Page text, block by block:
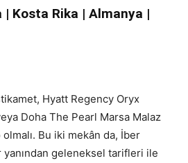
| Kosta Rika | Almanya |
Hyatt Regency Oryx
Doha The Pearl Marsa Malaz
olmalı. Bu iki mekân da, İber
yanından geleneksel tarifleri ile